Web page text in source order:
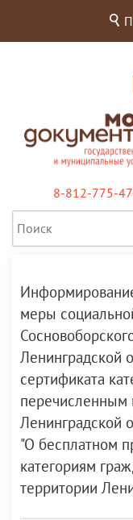
8-812-775-
меры
Ленинградской
сертификата
перечисленным
Ленинградской
"О бесплатном
категориям
территории